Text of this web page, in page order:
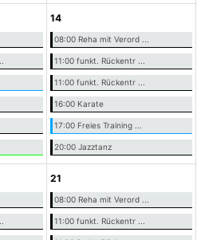
14
08:00 Reha mit Verord ...
11:00 funkt. Rückentr ...
11:00 funkt. Rückentr ...
16:00 Karate
17:00 Freies Training ...
20:00 Jazztanz
21
08:00 Reha mit Verord ...
11:00 funkt. Rückentr ...